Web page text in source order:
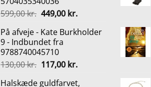
200,34 kr..
599,00kr. Den
pris
var:
599,00 kr..
449,00 kr.Den
pris
På afveje - Kate Burkholder
9 - Indbundet fra
9788740045710
130,00kr. Den
117,00 kr.Den
Halskæde guldfarvet,